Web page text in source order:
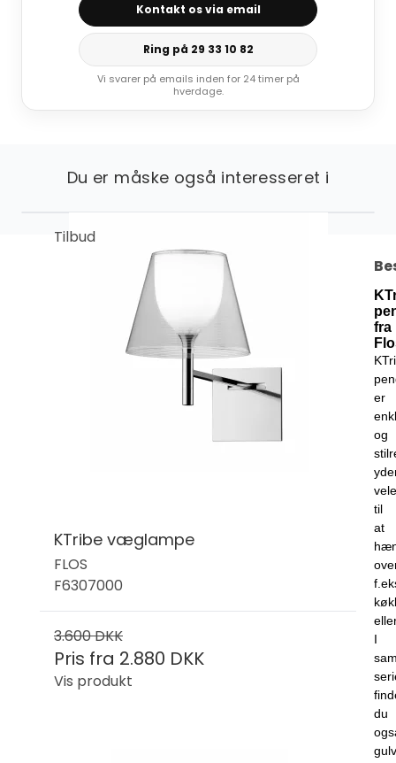
Kontakt os via email
Ring på 29 33 10 82
Vi svarer på emails inden for 24 timer på
hverdage.
Du er måske også interesseret i
Tilbud
KTribe væglampe
FLOS
F6307000
3.600 DKK
Pris fra 2.880 DKK
Vis produkt
fra
er
og
til
at
I
du